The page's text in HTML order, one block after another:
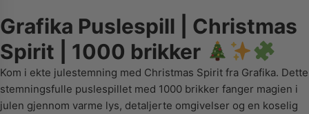
Grafika Puslespill | Christmas
Spirit | 1000 brikker
Kom i ekte julestemning med Christmas Spirit fra Grafika. Dette
stemningsfulle puslespillet med 1000 brikker fanger magien i
julen gjennom varme lys, detaljerte omgivelser og en koselig